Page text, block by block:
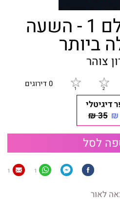
דואט הנעלם 1 - השעה
ביותר
צוהר
0 דירוגים
דיגיטלי
35 ₪
לסל
1
1
לאור